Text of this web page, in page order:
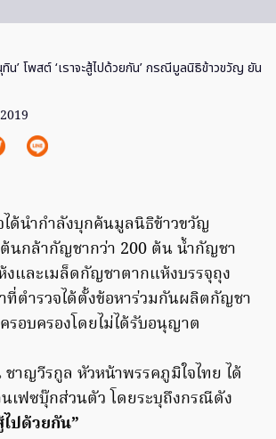
ทิน’ โพสต์ ‘เราจะสู้ไปด้วยกัน’ กรณีมูลนิธิข้าวขวัญ ยัน
ด้นำกำลังบุกค้นมูลนิธิข้าวขวัญ
นกล้ากัญชากว่า 200 ต้น น้ำกัญชา
และเมล็ดกัญชาตากแห้งบรรจุถุง
ที่ตำรวจได้ตั้งข้อหาร่วมกันผลิตกัญชา
รอบครองโดยไม่ได้รับอนุญาต
าญวีรกูล หัวหน้าพรรคภูมิใจไทย ได้
เฟซบุ๊กส่วนตัว โดยระบุถึงกรณีดัง
ไปด้วยกัน”